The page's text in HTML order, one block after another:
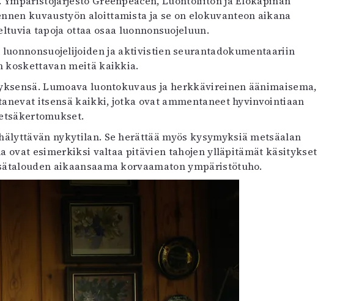
kuvaustyön aloittamista ja se on elokuvanteon aikana
tapoja ottaa osaa luonnonsuojeluun.
ja aktivistien seurantadokumentaariin
koskettavan meitä kaikkia.
Lumoava luontokuvaus ja herkkävireinen äänimaisema,
itsensä kaikki, jotka ovat ammentaneet hyvinvointiaan
nykytilan. Se herättää myös kysymyksiä metsäalan
ovat esimerkiksi valtaa pitävien tahojen ylläpitämät käsitykset
aikaansaama korvaamaton ympäristötuho.